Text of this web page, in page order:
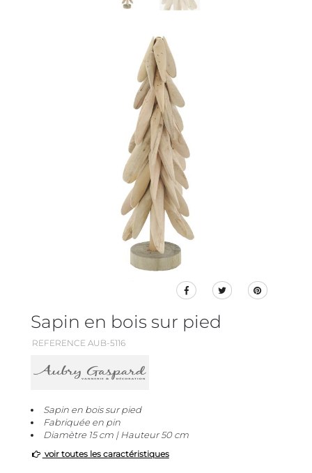
Sapin en bois sur pied
REFERENCE AUB-5116
Sapin en bois sur pied
Fabriquée en pin
Diamètre 15 cm | Hauteur 50 cm
voir toutes les caractéristiques